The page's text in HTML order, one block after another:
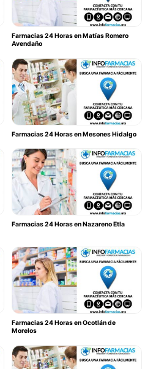
Farmacias 24 Horas en Matías Romero
Avendaño
Farmacias 24 Horas en Mesones Hidalgo
Farmacias 24 Horas en Nazareno Etla
Farmacias 24 Horas en Ocotlán de
Morelos